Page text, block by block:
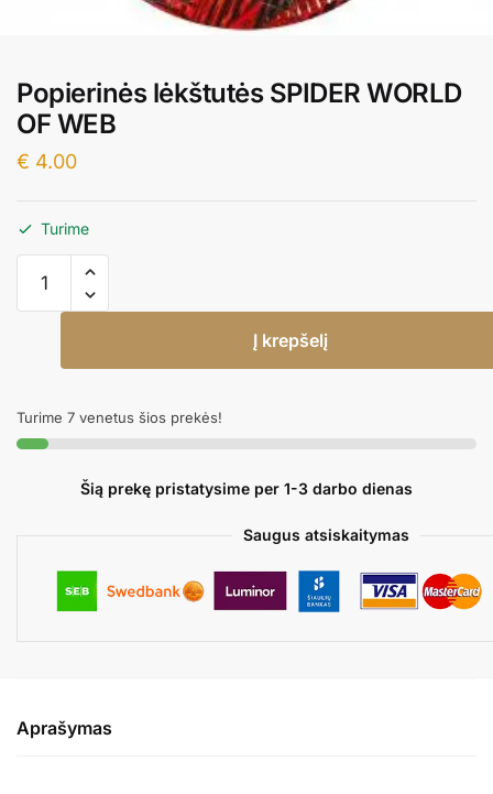
Popierinės lėkštutės SPIDER WORLD
OF WEB
€ 4.00
Turime
kiekis:
Popierinės
SPIDER
OF
WEB
Į krepšelį
Turime 7 venetus šios prekės!
Šią prekę pristatysime per 1-3 darbo dienas
Saugus atsiskaitymas
Aprašymas